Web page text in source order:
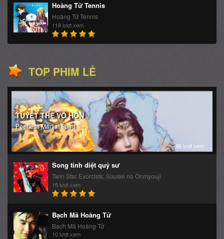
Hoàng Tử Tennis
Hoàng Tử Tennis
118 lượt xem
TOP PHIM LẺ
TUYỆT THẾ VÕ HỒN
Peerless Martial Spirit
96 lượt xem
Song tinh diệt quỷ sư
Twin Star Exorcists, Sousei no Onmyouji
15 lượt xem
Bạch Mã Hoàng Tử
Bạch Mã Hoàng Tử
10 lượt xem